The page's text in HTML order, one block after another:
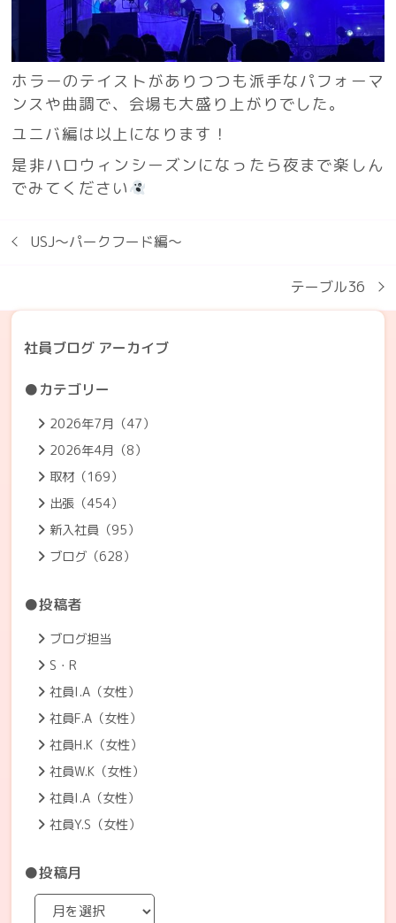
ホラーのテイストがありつつも派手なパフォーマ
ンスや曲調で、会場も大盛り上がりでした。
ユニバ編は以上になります！
是非ハロウィンシーズンになったら夜まで楽しん
でみてください
USJ～パークフード編～
テーブル36
社員ブログ アーカイブ
●カテゴリー
2026年7月（47）
2026年4月（8）
取材（169）
出張（454）
新入社員（95）
ブログ（628）
●投稿者
ブログ担当
S・R
社員I.A（女性）
社員F.A（女性）
社員H.K（女性）
社員W.K（女性）
社員I.A（女性）
社員Y.S（女性）
●投稿月